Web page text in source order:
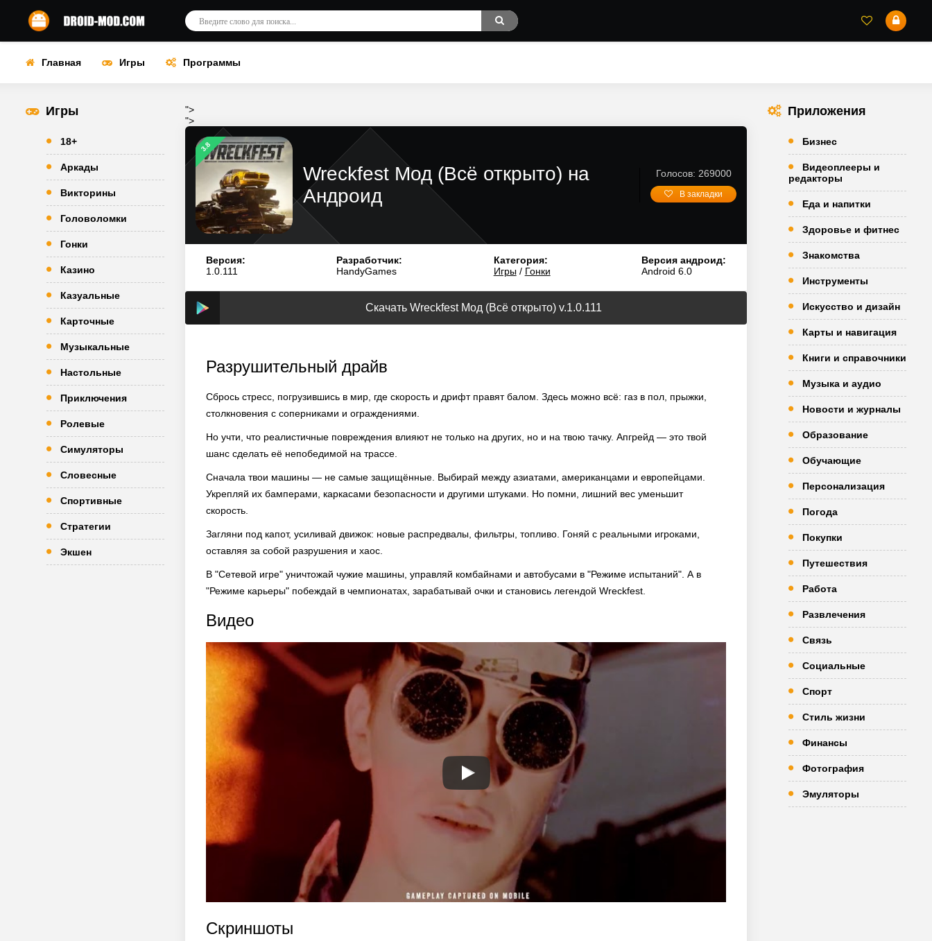
Главная Игры Программы
Игры
18+
Аркады
Викторины
Головоломки
Гонки
Казино
Казуальные
Карточные
Музыкальные
Настольные
Приключения
Ролевые
Симуляторы
Словесные
Спортивные
Стратегии
Экшен
">
">
3.8
Wreckfest Мод (Всё открыто) на
Андроид
Голосов: 269000
В закладки
Версия:
1.0.111
Разработчик:
HandyGames
Категория:
Игры/ Гонки
Версия андроид:
Android 6.0
Скачать Wreckfest Мод (Всё открыто) v.1.0.111
Разрушительный драйв
Сбрось стресс, погрузившись в мир, где скорость и дрифт правят балом. Здесь можно всё: газ в пол, прыжки,
столкновения с соперниками и ограждениями.
Но учти, что реалистичные повреждения влияют не только на других, но и на твою тачку. Апгрейд — это твой
шанс сделать её непобедимой на трассе.
Сначала твои машины — не самые защищённые. Выбирай между азиатами, американцами и европейцами.
Укрепляй их бамперами, каркасами безопасности и другими штуками. Но помни, лишний вес уменьшит
скорость.
Загляни под капот, усиливай движок: новые распредвалы, фильтры, топливо. Гоняй с реальными игроками,
оставляя за собой разрушения и хаос.
В "Сетевой игре" уничтожай чужие машины, управляй комбайнами и автобусами в "Режиме испытаний". А в
"Режиме карьеры" побеждай в чемпионатах, зарабатывай очки и становись легендой Wreckfest.
Видео
Скриншоты
Приложения
Бизнес
Видеоплееры и
редакторы
Еда и напитки
Здоровье и фитнес
Знакомства
Инструменты
Искусство и дизайн
Карты и навигация
Книги и справочники
Музыка и аудио
Новости и журналы
Образование
Обучающие
Персонализация
Погода
Покупки
Путешествия
Работа
Развлечения
Связь
Социальные
Спорт
Стиль жизни
Финансы
Фотография
Эмуляторы